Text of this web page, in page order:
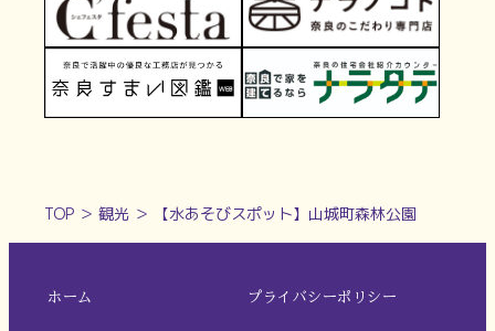
TOP ＞ 観光 ＞ 【水あそびスポット】山城町森林公園
ホーム プライバシーポリシー